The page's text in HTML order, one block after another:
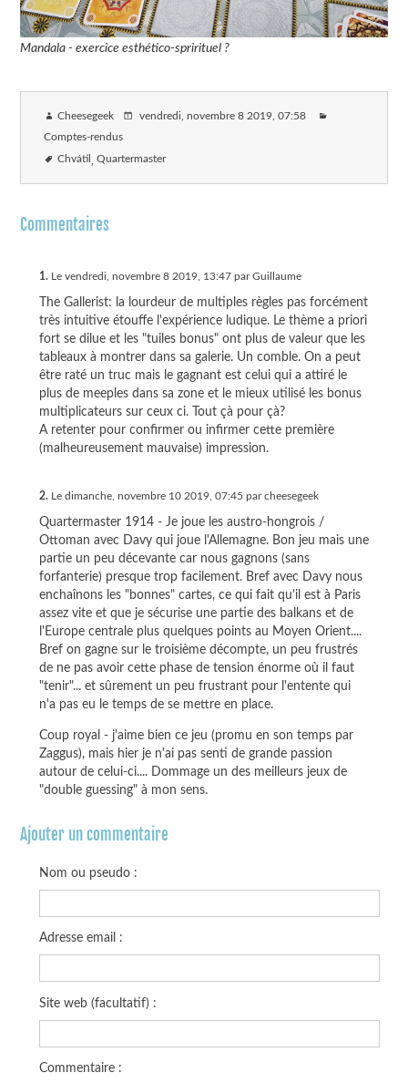
Mandala - exercice esthético-sprirituel ?
Cheesegeek vendredi, novembre 8 2019 , 07:58
Comptes-rendus
Chvátil Quartermaster
Commentaires
1.Le vendredi, novembre 8 2019, 13:47 par Guillaume
The Gallerist: la lourdeur de multiples règles pas forcément
très intuitive étouffe l'expérience ludique. Le thème a priori
fort se dilue et les "tuiles bonus" ont plus de valeur que les
tableaux à montrer dans sa galerie. Un comble. On a peut
être raté un truc mais le gagnant est celui qui a attiré le
plus de meeples dans sa zone et le mieux utilisé les bonus
multiplicateurs sur ceux ci. Tout çà pour çà?
A retenter pour confirmer ou infirmer cette première
(malheureusement mauvaise) impression.
2.Le dimanche, novembre 10 2019, 07:45 par cheesegeek
Quartermaster 1914 - Je joue les austro-hongrois /
Ottoman avec Davy qui joue l'Allemagne. Bon jeu mais une
partie un peu décevante car nous gagnons (sans
forfanterie) presque trop facilement. Bref avec Davy nous
enchaînons les "bonnes" cartes, ce qui fait qu'il est à Paris
assez vite et que je sécurise une partie des balkans et de
l'Europe centrale plus quelques points au Moyen Orient....
Bref on gagne sur le troisième décompte, un peu frustrés
de ne pas avoir cette phase de tension énorme où il faut
"tenir"... et sûrement un peu frustrant pour l'entente qui
n'a pas eu le temps de se mettre en place.
Coup royal - j'aime bien ce jeu (promu en son temps par
Zaggus), mais hier je n'ai pas senti de grande passion
autour de celui-ci.... Dommage un des meilleurs jeux de
"double guessing" à mon sens.
Ajouter un commentaire
Nom ou pseudo :
Adresse email :
Site web (facultatif) :
Commentaire :